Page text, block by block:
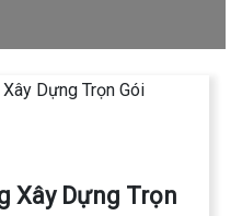
Xây Dựng Trọn